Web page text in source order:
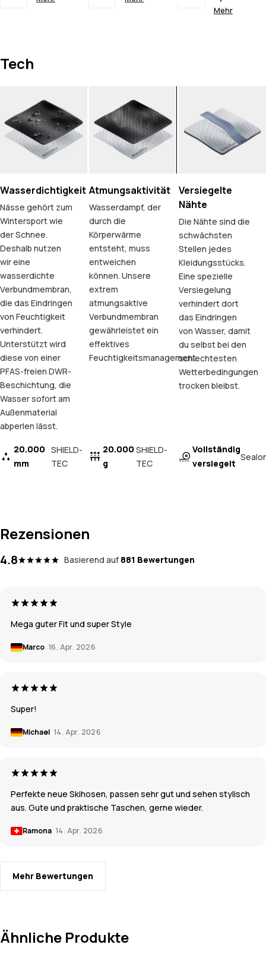
Mehr
Tech
Wasserdichtigkeit
Nässe gehört zum
Wintersport wie
der Schnee.
Deshalb nutzen
wir eine
wasserdichte
Verbundmembran,
die das Eindringen
von Feuchtigkeit
verhindert.
Unterstützt wird
diese von einer
PFAS-freien DWR-
Beschichtung, die
Wasser sofort am
Außenmaterial
abperlen lässt.
20.000
mm
SHIELD-
TEC
Atmungsaktivität
Wasserdampf, der
durch die
Körperwärme
entsteht, muss
entweichen
können. Unsere
extrem
atmungsaktive
Verbundmembran
gewährleistet ein
effektives
Feuchtigkeitsmanagement.
20.000
g
SHIELD-
TEC
Versiegelte
Nähte
Die Nähte sind die
schwächsten
Stellen jedes
Kleidungsstücks.
Eine spezielle
Versiegelung
verhindert dort
das Eindringen
von Wasser, damit
du selbst bei den
schlechtesten
Wetterbedingungen
trocken bleibst.
Vollständig
versiegelt
Rezensionen
4.8 Basierend auf 881 Bewertungen
Mega guter Fit und super Style
Marco 16. Apr. 2026
Super!
Michael 14. Apr. 2026
Perfekte neue Skihosen, passen sehr gut und sehen stylisch
aus. Gute und praktische Taschen, gerne wieder.
Ramona 14. Apr. 2026
Mehr Bewertungen
Ähnliche Produkte